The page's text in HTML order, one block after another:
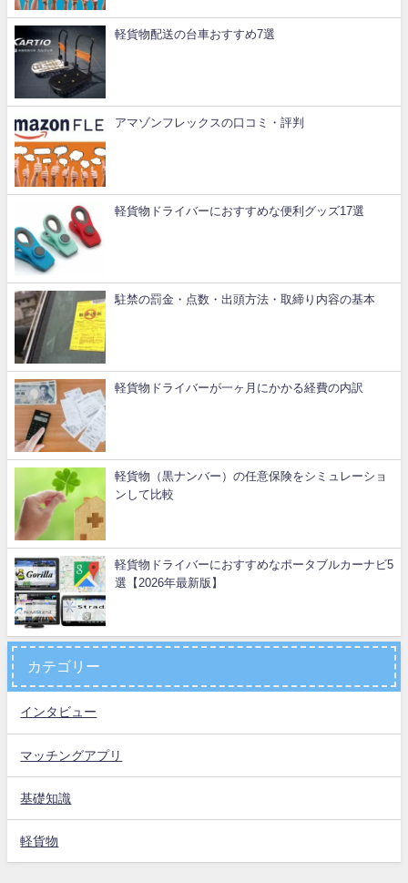
軽貨物配送の台車おすすめ7選
アマゾンフレックスの口コミ・評判
軽貨物ドライバーにおすすめな便利グッズ17選
駐禁の罰金・点数・出頭方法・取締り内容の基本
軽貨物ドライバーが一ヶ月にかかる経費の内訳
軽貨物（黒ナンバー）の任意保険をシミュレーショ
ンして比較
軽貨物ドライバーにおすすめなポータブルカーナビ5
選【2026年最新版】
カテゴリー
インタビュー
マッチングアプリ
基礎知識
軽貨物